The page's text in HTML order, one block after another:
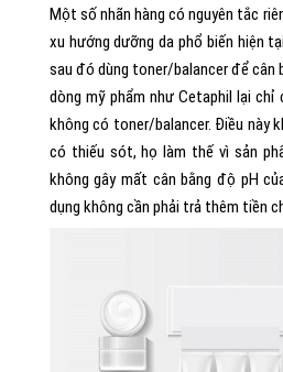
Một số nhãn hàng có nguyên tắc
xu hướng dưỡng da phổ biến hiện
sau đó dùng toner/balancer để cân
dòng mỹ phẩm như Cetaphil lại
không có toner/balancer. Điều này
có thiếu sót, họ làm thế vì sản
không gây mất cân bằng độ pH
dụng không cần phải trả thêm tiền